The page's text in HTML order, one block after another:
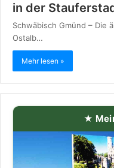
in der
Schwäbisch Gmünd – Die
Ostalb…
Mehr lesen »
★